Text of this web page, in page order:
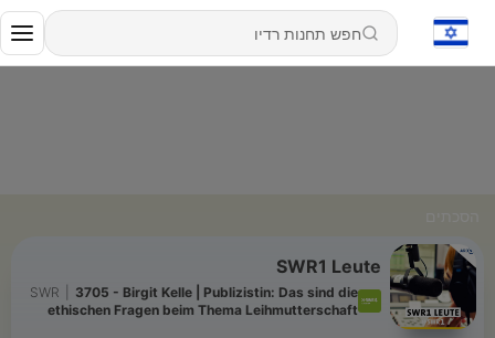
SWR1 Leute
SWR
3705 - Birgit Kelle | Publizistin: Das sind die
ethischen Fragen beim Thema Leihmutterschaft